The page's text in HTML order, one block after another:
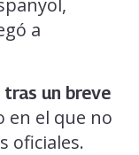
a
un breve
en el que no
oficiales.